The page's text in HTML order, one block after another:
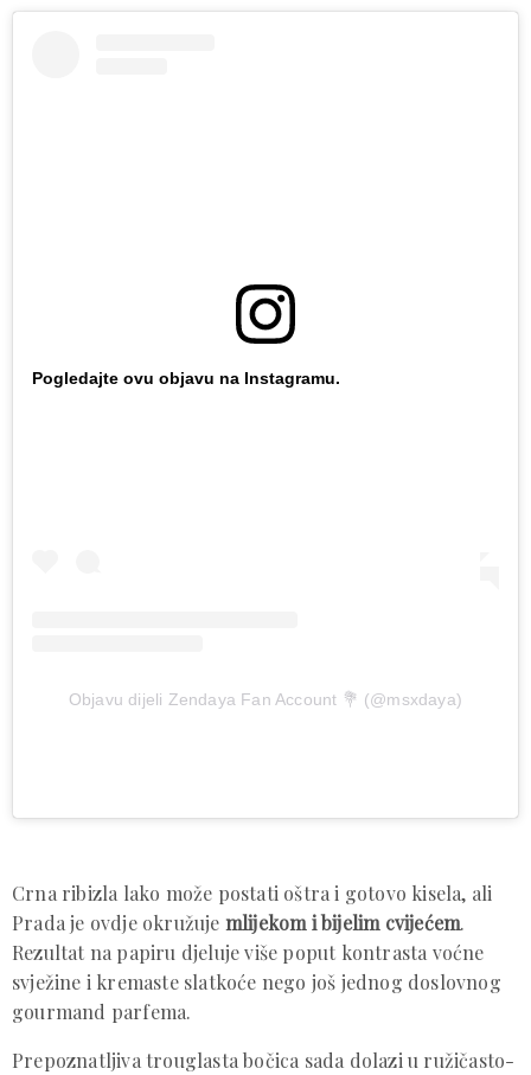
Pogledajte ovu objavu na Instagramu.
Objavu dijeli Zendaya Fan Account 💐 (@msxdaya)
Crna ribizla lako može postati oštra i gotovo kisela, ali
Prada je ovdje okružuje mlijekom i bijelim cvijećem.
Rezultat na papiru djeluje više poput kontrasta voćne
svježine i kremaste slatkoće nego još jednog doslovnog
gourmand parfema.
Prepoznatljiva trouglasta bočica sada dolazi u ružičasto-